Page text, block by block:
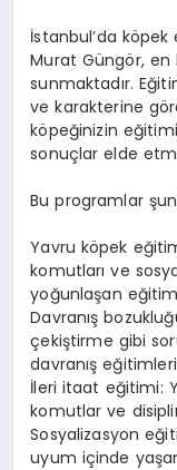
İstanbul’da
Murat Güngör, en
sunmaktadır.
ve karakterine
köpeğinizin
sonuçlar elde
Bu programlar
Yavru köpek
komutları ve
yoğunlaşan
Davranış
çekiştirme gibi
davranış
İleri itaat eğitimi:
komutlar ve
Sosyalizasyon
uyum içinde